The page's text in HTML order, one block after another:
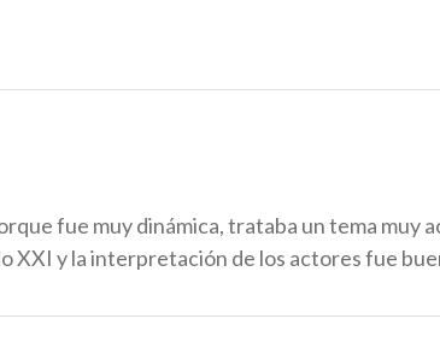
fue muy dinámica, trataba un tema muy
XXI y la interpretación de los actores fue